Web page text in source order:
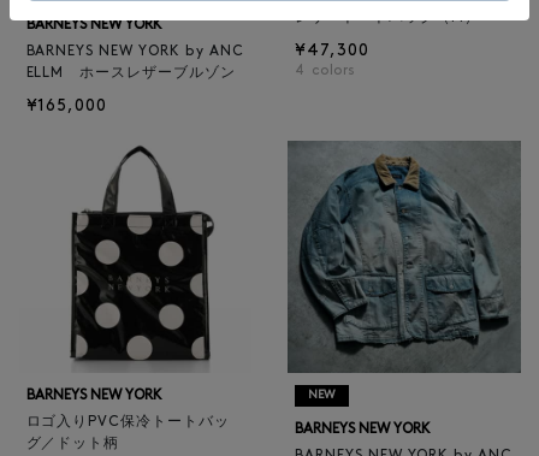
BARNEYS NEW YORK
BARNEYS NEW YORK by ANC
ELLM ホースレザーブルゾン
¥165,000
レザートートバッグ（M）
¥47,300
4 colors
BARNEYS NEW YORK
ロゴ入りPVC保冷トートバッ
グ／ドット柄
NEW
BARNEYS NEW YORK